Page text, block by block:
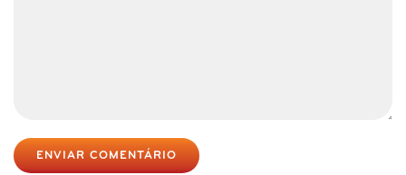
ENVIAR COMENTÁRIO